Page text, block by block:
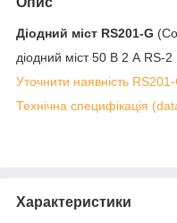
Діодний міст RS201-G
діодний міст 50 В 2 А RS-2
Уточнити наявність
Технічна специфікація
Характеристики